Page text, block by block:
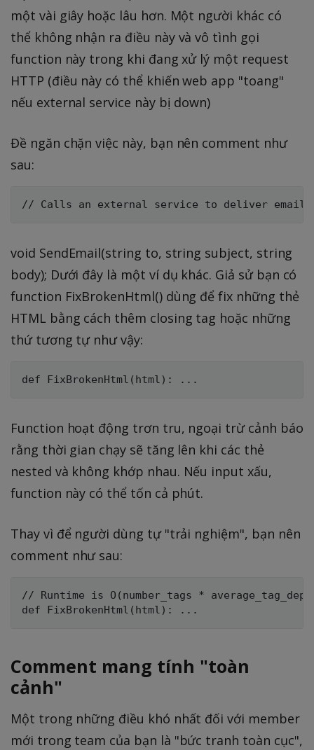
một vài giây hoặc lâu hơn. Một người khác có
thể không nhận ra điều này và vô tình gọi
function này trong khi đang xử lý một request
HTTP (điều này có thể khiến web app "toang"
nếu external service này bị down)
Đề ngăn chặn việc này, bạn nên comment như
sau:
void SendEmail(string to, string subject, string
body); Dưới đây là một ví dụ khác. Giả sử bạn có
function FixBrokenHtml() dùng để fix những thẻ
HTML bằng cách thêm closing tag hoặc những
thứ tương tự như vậy:
Function hoạt động trơn tru, ngoại trừ cảnh báo
rằng thời gian chạy sẽ tăng lên khi các thẻ
nested và không khớp nhau. Nếu input xấu,
function này có thể tốn cả phút.
Thay vì để người dùng tự "trải nghiệm", bạn nên
comment như sau:
// Runtime is O(number_tags *
Comment mang tính "toàn
cảnh"
Một trong những điều khó nhất đối với member
mới trong team của bạn là "bức tranh toàn cục",